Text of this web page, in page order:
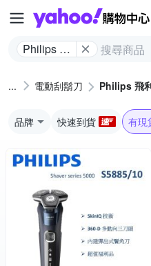
Philips 飛
電動刮鬍刀 Philips 飛
品牌 快速到貨 有現